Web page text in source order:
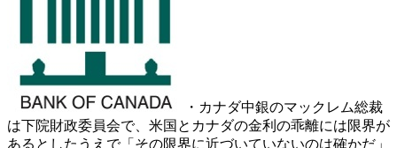
・カナダ中銀のマックレム総裁
は下院財政委員会で、米国とカナダの金利の乖離には限界が
あるとしたうえで「その限界に近づいていないのは確かだ」